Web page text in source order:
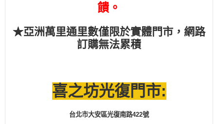
饋。
★亞洲萬里通里數僅限於實體門市，網路
訂購無法累積
喜之坊光復門市:
台北市大安區光復南路422號